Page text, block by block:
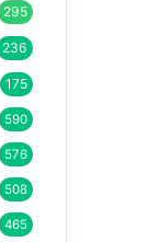
295
236
175
590
576
508
465